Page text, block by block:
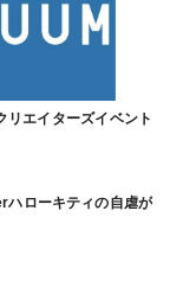
リエイターズイベント
ハローキティの自虐が